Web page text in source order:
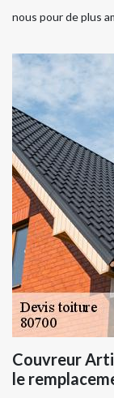
nous pour de plus
Couvreur
le